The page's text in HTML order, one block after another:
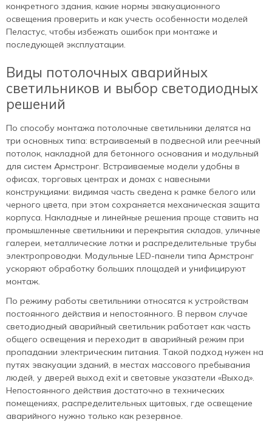
конкретного здания, какие нормы эвакуационного
освещения проверить и как учесть особенности моделей
Пеластус, чтобы избежать ошибок при монтаже и
последующей эксплуатации.
Виды потолочных аварийных
светильников и выбор светодиодных
решений
По способу монтажа потолочные светильники делятся на
три основных типа: встраиваемый в подвесной или реечный
потолок, накладной для бетонного основания и модульный
для систем Армстронг. Встраиваемые модели удобны в
офисах, торговых центрах и домах с навесными
конструкциями: видимая часть сведена к рамке белого или
черного цвета, при этом сохраняется механическая защита
корпуса. Накладные и линейные решения проще ставить на
промышленные светильники и перекрытия складов, уличные
галереи, металлические лотки и распределительные трубы
электропроводки. Модульные LED-панели типа Армстронг
ускоряют обработку больших площадей и унифицируют
монтаж.
По режиму работы светильники относятся к устройствам
постоянного действия и непостоянного. В первом случае
светодиодный аварийный светильник работает как часть
общего освещения и переходит в аварийный режим при
пропадании электрическим питания. Такой подход нужен на
путях эвакуации зданий, в местах массового пребывания
людей, у дверей выход exit и световые указатели «Выход».
Непостоянного действия достаточно в технических
помещениях, распределительных щитовых, где освещение
аварийного нужно только как резервное.